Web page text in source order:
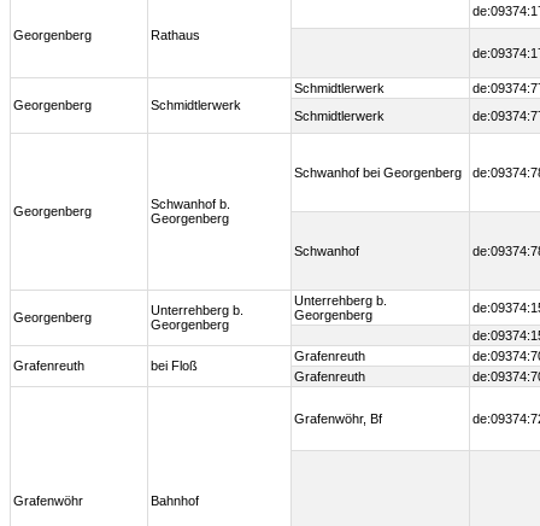
Georgenberg Rathaus
Georgenberg Schmidtlerwerk
Schmidtlerwerk
Schmidtlerwerk
Georgenberg
Schwanhof b.
Georgenberg
Schwanhof bei Georgenberg
Schwanhof
Georgenberg
Unterrehberg b.
Georgenberg
Unterrehberg b.
Georgenberg
Grafenreuth bei Floß
Grafenreuth
Grafenreuth
Grafenwöhr Bahnhof
Grafenwöhr, Bf